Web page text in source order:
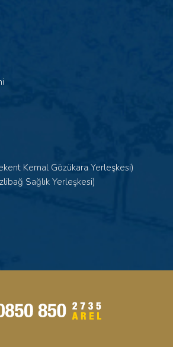
Kemal Gözükara Yerleşkesi)
Sağlık Yerleşkesi)